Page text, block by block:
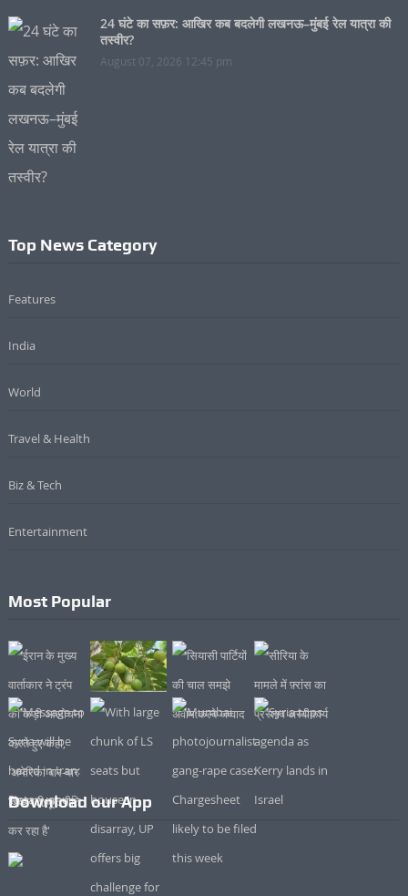
24 घंटे का सफ़र: आखिर कब बदलेगी लखनऊ–मुंबई रेल यात्रा की
तस्वीर?
August 07, 2026 12:45 pm
Top News Category
Features
India
World
Travel & Health
Biz & Tech
Entertainment
Most Popular
Download our App